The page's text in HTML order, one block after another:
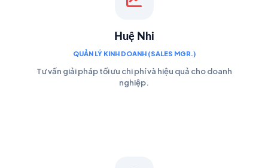
Huệ Nhi
QUẢN LÝ KINH DOANH (SALES MGR.)
Tư vấn giải pháp tối ưu chi phí và hiệu quả cho doanh
nghiệp.